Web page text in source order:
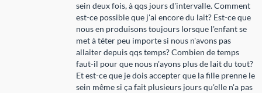
sein deux fois, à qqs jours d'intervalle. Comment
est-ce possible que j'ai encore du lait? Est-ce que
nous en produisons toujours lorsque l'enfant se
met à téter peu importe si nous n'avons pas
allaiter depuis qqs temps? Combien de temps
faut-il pour que nous n'ayons plus de lait du tout?
Et est-ce que je dois accepter que la fille prenne le
sein même si ça fait plusieurs jours qu'elle n'a pas